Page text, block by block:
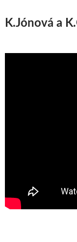
K.Jónová a